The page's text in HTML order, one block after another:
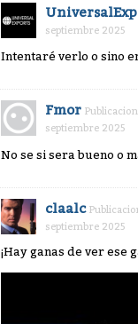
septiembre 2025
Intentaré verlo o sino
Fmor
septiembre 2025
No se si sera bueno o
claalc
septiembre 2025
¡Hay ganas de ver ese